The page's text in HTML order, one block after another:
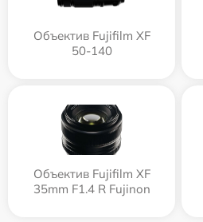
Объектив Fujifilm XF
50-140
Объектив Fujifilm XF
35mm F1.4 R Fujinon